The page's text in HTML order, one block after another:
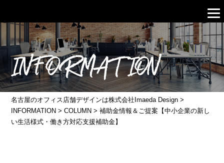
INFORMATION
名古屋のオフィス店舗デザインは株式会社Imaeda Design >
INFORMATION >COLUMN >補助金情報＆ご提案【中小企業の新し
い生活様式・働き方対応支援補助金】